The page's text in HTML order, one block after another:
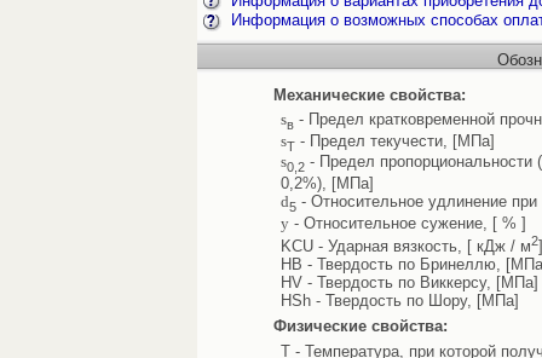
Информация о возможных способах
Механические свойства:
sв - Предел кратковременной
sТ- Предел текучести, [МПа]
s0,2- Предел пропорциональности
0,2%), [МПа]
d5- Относительное удлинение
y- Относительное сужение, [ % ]
KCU - Ударная вязкость, [ кДж / м2]
HB - Твердость по Бринеллю,
HV - Твердость по Виккерсу, [МПа]
HSh - Твердость по Шору, [МПа]
Физические свойства:
T - Температура, при которой